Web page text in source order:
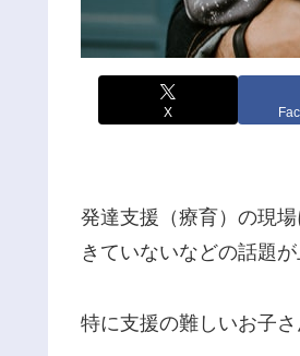
X
発達支援（療育）の現
きていないなどの話題
特に支援の難しいお子